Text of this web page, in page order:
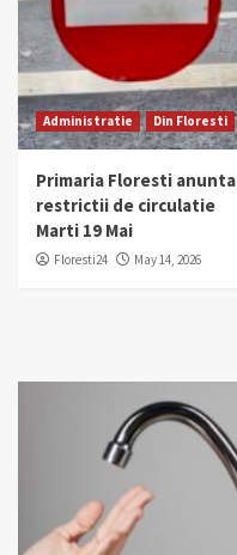
Administratie Din Floresti
Primaria Floresti anunta
restrictii de circulatie
Marti 19 Mai
Floresti24 May 14, 2026